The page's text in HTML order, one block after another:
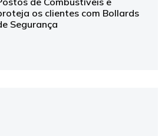
os clientes com Bollards
Segurança